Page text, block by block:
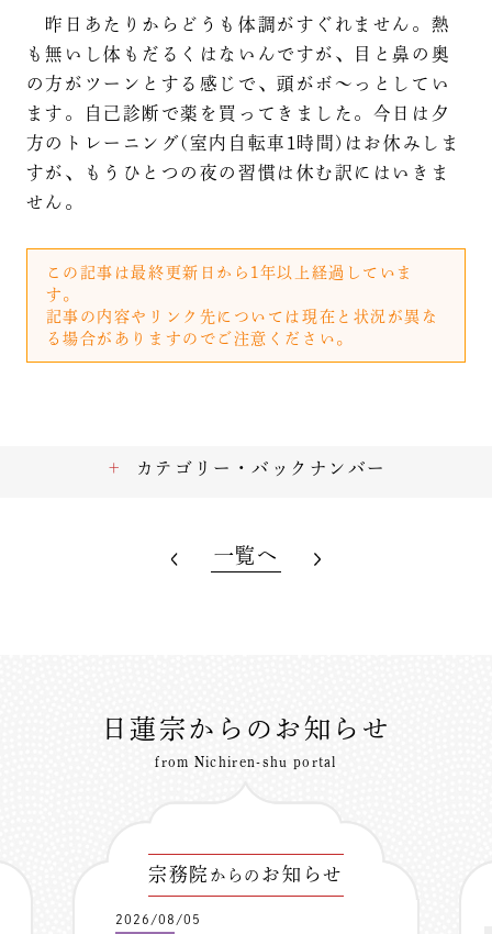
昨日あたりからどうも体調がすぐれません。熱
も無いし体もだるくはないんですが、目と鼻の奥
の方がツーンとする感じで、頭がボ～っとしてい
ます。自己診断で薬を買ってきました。今日は夕
方のトレーニング(室内自転車1時間)はお休みしま
すが、もうひとつの夜の習慣は休む訳にはいきま
せん。
この記事は最終更新日から1年以上経過していま
す。
記事の内容やリンク先については現在と状況が異な
る場合がありますのでご注意ください。
カテゴリー・バックナンバー
一覧へ
日蓮宗からのお知らせ
from Nichiren-shu portal
宗務院 からの お知らせ
2026/08/05